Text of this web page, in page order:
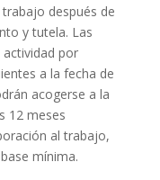
después de
y tutela. Las
por
a la fecha de
acogerse a la
12 meses
al trabajo,
mínima.